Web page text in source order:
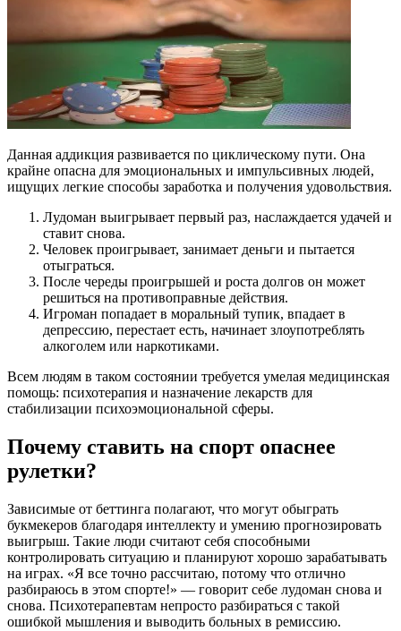
Данная аддикция развивается по циклическому пути. Она
крайне опасна для эмоциональных и импульсивных людей,
ищущих легкие способы заработка и получения удовольствия.
Лудоман выигрывает первый раз, наслаждается удачей и
ставит снова.
Человек проигрывает, занимает деньги и пытается
отыграться.
После череды проигрышей и роста долгов он может
решиться на противоправные действия.
Игроман попадает в моральный тупик, впадает в
депрессию, перестает есть, начинает злоупотреблять
алкоголем или наркотиками.
Всем людям в таком состоянии требуется умелая медицинская
помощь: психотерапия и назначение лекарств для
стабилизации психоэмоциональной сферы.
Почему ставить на спорт опаснее
рулетки?
Зависимые от беттинга полагают, что могут обыграть
букмекеров благодаря интеллекту и умению прогнозировать
выигрыш. Такие люди считают себя способными
контролировать ситуацию и планируют хорошо зарабатывать
на играх. «Я все точно рассчитаю, потому что отлично
разбираюсь в этом спорте!» — говорит себе лудоман снова и
снова. Психотерапевтам непросто разбираться с такой
ошибкой мышления и выводить больных в ремиссию.